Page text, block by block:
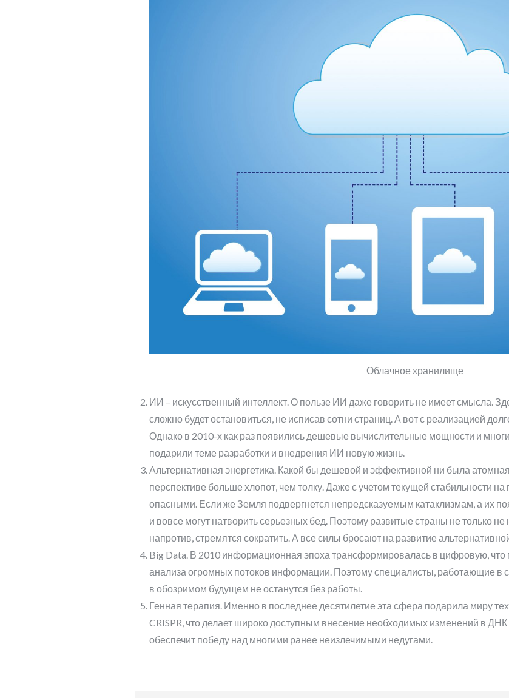
Облачное хранилище
ИИ – искусственный интеллект. О пользе ИИ даже говорить не имеет смысла.
сложно будет остановиться, не исписав сотни страниц. А вот с реализацией
Однако в 2010-х как раз появились дешевые вычислительные мощности и
подарили теме разработки и внедрения ИИ новую жизнь.
Альтернативная энергетика. Какой бы дешевой и эффективной ни была атомная
перспективе больше хлопот, чем толку. Даже с учетом текущей стабильности
опасными. Если же Земля подвергнется непредсказуемым катаклизмам, а их
и вовсе могут натворить серьезных бед. Поэтому развитые страны не только
напротив, стремятся сократить. А все силы бросают на развитие
Big Data. В 2010 информационная эпоха трансформировалась в цифровую, что
анализа огромных потоков информации. Поэтому специалисты, работающие в
в обозримом будущем не останутся без работы.
Генная терапия. Именно в последнее десятилетие эта сфера подарила миру
CRISPR, что делает широко доступным внесение необходимых изменений в
обеспечит победу над многими ранее неизлечимыми недугами.